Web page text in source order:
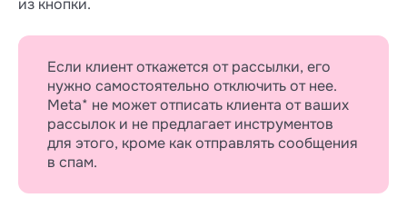
из кнопки.
Если клиент откажется от рассылки, его
нужно самостоятельно отключить от нее.
Meta* не может отписать клиента от ваших
рассылок и не предлагает инструментов
для этого, кроме как отправлять сообщения
в спам.